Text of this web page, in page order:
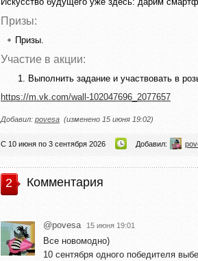
Призы:
Призы.
Участие в акции:
Выполнить задание и участвовать в
https://m.vk.com/wall-102047696_2077657
Добавил: povesa (изменено 15 июня 19:02)
С 10 июня по 3 сентября 2026 Добавил:
2 Комментария
@povesa 15 июня 19:01
Все новомодно)
10 сентября одного победителя